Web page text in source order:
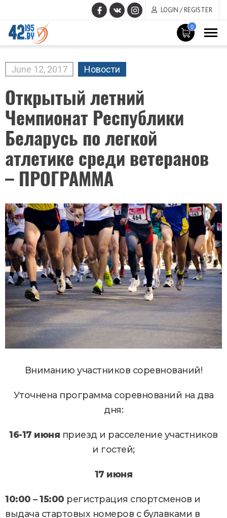
LOGIN / REGISTER
0
MAIN
CONTENT
June 12, 2017 Новости
Открытый летний
Чемпионат Республики
Беларусь по легкой
атлетике среди ветеранов
– ПРОГРАММА
Вниманию участников соревнований!
Уточнена программа соревнований на два
дня:
16-17 июня приезд и расселение участников
и гостей;
17 июня
10:00 – 15:00 регистрация спортсменов и
выдача стартовых номеров с булавками в